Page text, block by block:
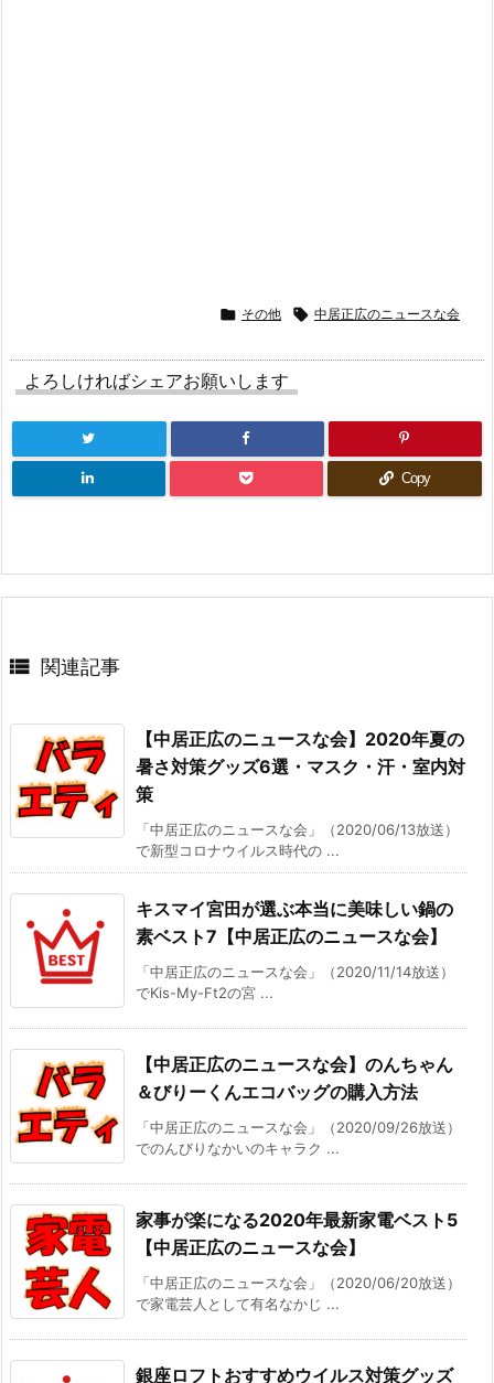
 その他  中居正広のニュースな会
よろしければシェアお願いします
Copy
 関連記事
【中居正広のニュースな会】2020年夏の
暑さ対策グッズ6選・マスク・汗・室内対
策
「中居正広のニュースな会」（2020/06/13放送）
で新型コロナウイルス時代の ...
キスマイ宮田が選ぶ本当に美味しい鍋の
素ベスト7【中居正広のニュースな会】
「中居正広のニュースな会」（2020/11/14放送）
でKis-My-Ft2の宮 ...
【中居正広のニュースな会】のんちゃん
＆びりーくんエコバッグの購入方法
「中居正広のニュースな会」（2020/09/26放送）
でのんびりなかいのキャラク ...
家事が楽になる2020年最新家電ベスト5
【中居正広のニュースな会】
「中居正広のニュースな会」（2020/06/20放送）
で家電芸人として有名なかじ ...
銀座ロフトおすすめウイルス対策グッズ